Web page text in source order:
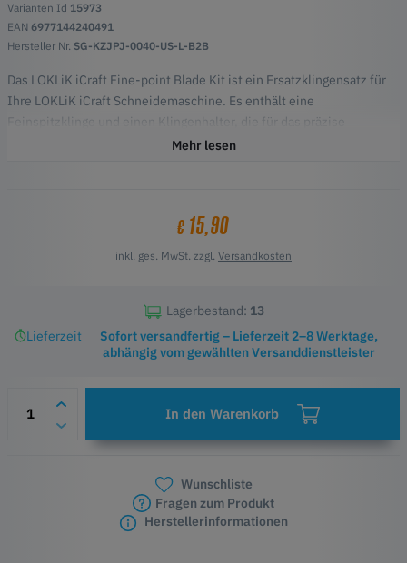
Varianten Id 15973
EAN 6977144240491
Hersteller Nr. SG-KZJPJ-0040-US-L-B2B
Das LOKLiK iCraft Fine-point Blade Kit ist ein Ersatzklingensatz für
Ihre LOKLiK iCraft Schneidemaschine. Es enthält eine
Feinspitzklinge und einen Klingenhalter, die für das präzise
Schneiden von leichten bis mittelschweren Materialien entwickelt
45°-Schneidwinkel für präzise Schnitte auf verschiedenen
Kompatibel mit Papier, Vinyl, Aufklebern, Cardstock und mehr
Verwendet einen anderen Klingenhalter als die Tiefspitzklingen
Ideal für detaillierte Schnitte und komplizierte Designs
Mehr lesen
€ 15,90
inkl. ges. MwSt. zzgl. Versandkosten
Lagerbestand: 13
Lieferzeit
Sofort versandfertig – Lieferzeit 2–8 Werktage,
abhängig vom gewählten Versanddienstleister
In den Warenkorb
Wunschliste
Fragen zum Produkt
Herstellerinformationen